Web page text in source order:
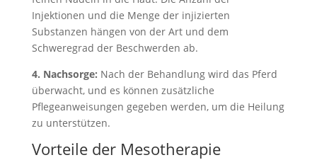
Injektionen und die Menge der injizierten
Substanzen hängen von der Art und dem
Schweregrad der Beschwerden ab.
4. Nachsorge: Nach der Behandlung wird das Pferd
überwacht, und es können zusätzliche
Pflegeanweisungen gegeben werden, um die Heilung
zu unterstützen.
Vorteile der Mesotherapie